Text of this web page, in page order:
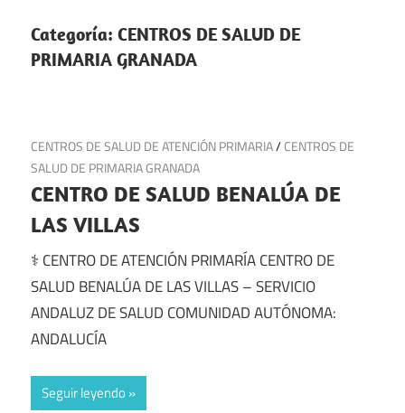
y
de
España
Categoría: CENTROS DE SALUD DE
PRIMARIA GRANADA
22 de julio de 2025
CENTROS DE SALUD DE ATENCIÓN PRIMARIA/CENTROS DE
SALUD DE PRIMARIA GRANADA
CENTRO DE SALUD BENALÚA DE
LAS VILLAS
⚕️ CENTRO DE ATENCIÓN PRIMARÍA CENTRO DE
SALUD BENALÚA DE LAS VILLAS – SERVICIO
ANDALUZ DE SALUD COMUNIDAD AUTÓNOMA:
ANDALUCÍA
Seguir leyendo